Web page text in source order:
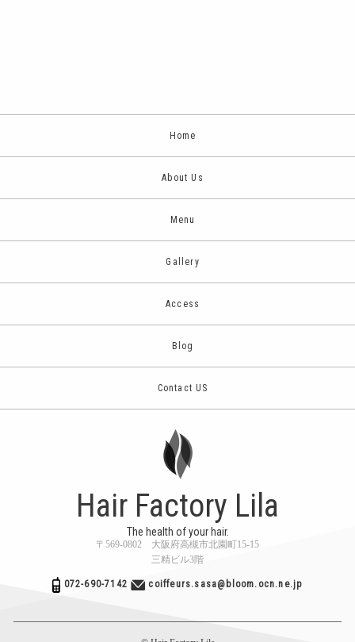
Home
About Us
Menu
Gallery
Access
Blog
Contact US
Hair Factory Lila
The health of your hair.
〒569-0802 大阪府高槻市北園町15-15
三精ビル3階
072-690-7142 coiffeurs.sasa@bloom.ocn.ne.jp